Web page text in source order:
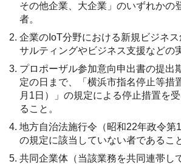
その他企業、大企業」のいずれかの
者。
企業のIoT分野における新規ビジネ
サルティングやビジネス支援などの
プロポーザル参加意向申出書の提出
定の日まで、「横浜市指名停止等措
月1日）」の規定による停止措置を
ること。
地方自治法施行令（昭和22年政令第
の規定に該当していない者であるこ
共同企業体（当該業務を共同連帯し